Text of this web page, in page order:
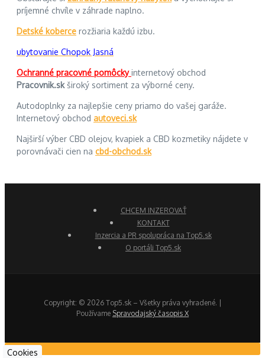
príjemné chvíle v záhrade naplno.
Detské koberce rozžiaria každú izbu.
ubytovanie Chopok Jasná
Ochranné pracovné pomôckyinternetový obchod
Pracovnik.skširoký sortiment za výborné ceny.
Autodoplnky za najlepšie ceny priamo do vašej garáže.
Internetový obchod autoveci.sk
Najširší výber CBD olejov, kvapiek a CBD kozmetiky nájdete v
porovnávači cien na cbd-obchod.sk
CHCEM INZEROVAŤ
KONTAKT
Inzercia a PR spolupráca na Top5.sk
O portáli Top5.sk
Copyright: © 2026 Top5.sk – Všetky práva vyhradené. |
Používame Spravodajský časopis X
Cookies